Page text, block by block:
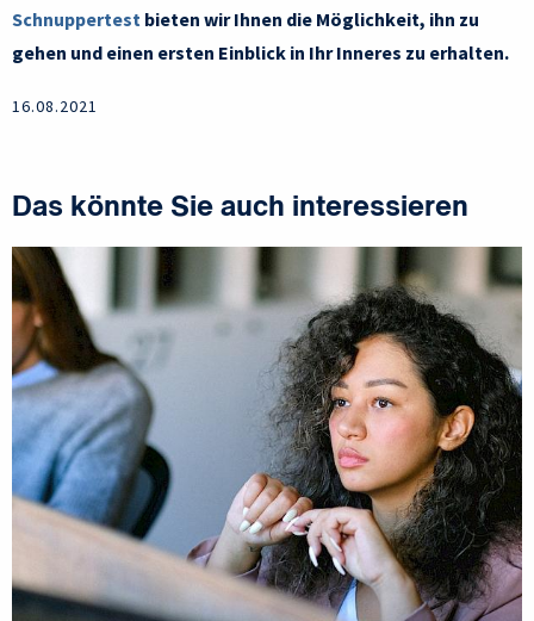
Schnuppertest bieten wir Ihnen die Möglichkeit, ihn zu
gehen und einen ersten Einblick in Ihr Inneres zu erhalten.
16.08.2021
Das könnte Sie auch interessieren